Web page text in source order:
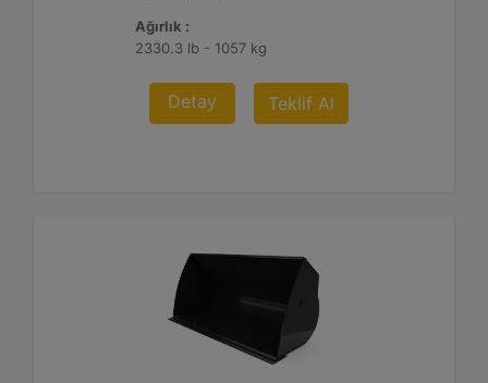
Ağırlık :
2330.3 lb - 1057 kg
Detay Teklif Al